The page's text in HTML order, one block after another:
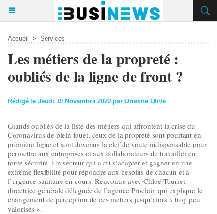
Accueil > Services
Les métiers de la propreté :
oubliés de la ligne de front ?
Rédigé le Jeudi 19 Novembre 2020 par Orianne Olive
Grands oubliés de la liste des métiers qui affrontent la crise du
Coronavirus de plein fouet, ceux de la propreté sont pourtant en
première ligne et sont devenus la clef de voute indispensable pour
permettre aux entreprises et aux collaborateurs de travailler en
toute sécurité. Un secteur qui a dû s’adapter et gagner en une
extrême flexibilité pour répondre aux besoins de chacun et à
l’urgence sanitaire en cours. Rencontre avec Chloé Tourret,
directrice générale déléguée de l’agence Proclair, qui explique le
changement de perception de ces métiers jusqu’alors « trop peu
valorisés ».